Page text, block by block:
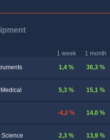
1 week
1 month
1,4 % 36,3 %
5,3 % 15,1 %
-4,2 % 14,0 %
2,3 % 13,9 %